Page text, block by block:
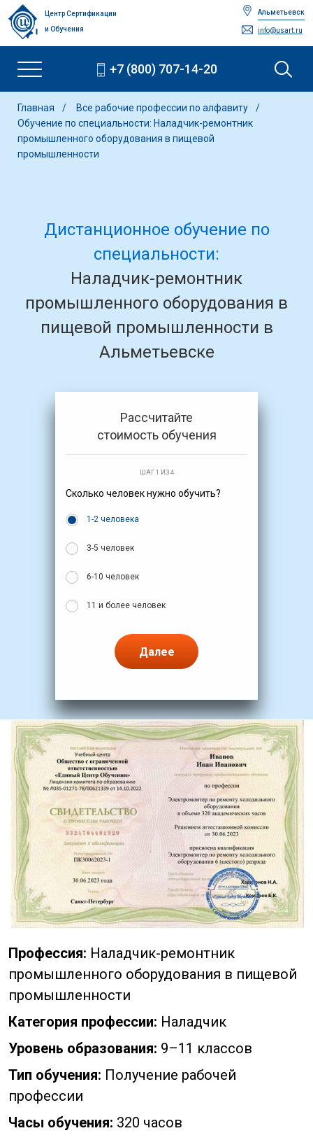
Центр Сертификации
и Обучения
Альметьевск
info@usart.ru
+7 (800) 707-14-20
Главная
Все рабочие профессии по алфавиту
Обучение по специальности: Наладчик-ремонтник
промышленного оборудования в пищевой
промышленности
Дистанционное обучение по
специальности:
Наладчик-ремонтник
промышленного оборудования в
пищевой промышленности в
Альметьевске
Рассчитайте
стоимость обучения
ШАГ 1 ИЗ 4
Сколько человек нужно обучить?
1-2 человека
3-5 человек
6-10 человек
11 и более человек
Далее
Профессия: Наладчик-ремонтник
промышленного оборудования в пищевой
промышленности
Категория профессии: Наладчик
Уровень образования: 9–11 классов
Тип обучения: Получение рабочей
профессии
Часы обучения: 320 часов